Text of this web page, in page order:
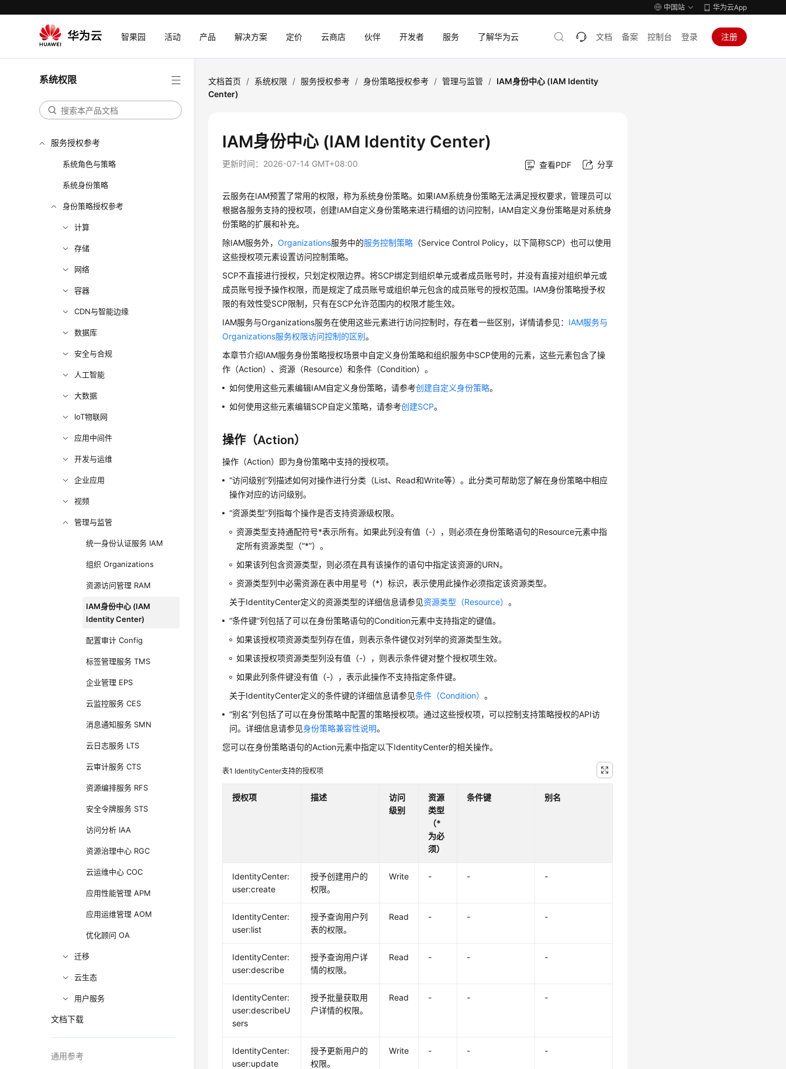
中国站 华为云App
智果园 活动 产品 解决方案 定价 云商店 伙伴 开发者 服务 了解华为云 文档 备案 控制台 登录 注册
系统权限
服务授权参考
系统角色与策略
系统身份策略
身份策略授权参考
计算
存储
网络
容器
CDN与智能边缘
数据库
安全与合规
人工智能
大数据
IoT物联网
应用中间件
开发与运维
企业应用
视频
管理与监管
统一身份认证服务 IAM
组织 Organizations
资源访问管理 RAM
IAM身份中心 (IAM
Identity Center)
配置审计 Config
标签管理服务 TMS
企业管理 EPS
云监控服务 CES
消息通知服务 SMN
云日志服务 LTS
云审计服务 CTS
资源编排服务 RFS
安全令牌服务 STS
访问分析 IAA
资源治理中心 RGC
云运维中心 COC
应用性能管理 APM
应用运维管理 AOM
优化顾问 OA
迁移
云生态
用户服务
文档下载
通用参考
文档首页 / 系统权限 / 服务授权参考 / 身份策略授权参考 / 管理与监管 / IAM身份中心 (IAM Identity
Center)
IAM身份中心 (IAM Identity Center)
更新时间： 2026-07-14 GMT+08:00 查看PDF 分享
云服务在IAM预置了常用的权限，称为系统身份策略。如果IAM系统身份策略无法满足授权要求，管理员可以
根据各服务支持的授权项，创建IAM自定义身份策略来进行精细的访问控制，IAM自定义身份策略是对系统身
份策略的扩展和补充。
除IAM服务外，Organizations服务中的服务控制策略 （Service Control Policy，以下简称SCP）也可以使用
这些授权项元素设置访问控制策略。
SCP不直接进行授权，只划定权限边界。将SCP绑定到组织单元或者成员账号时，并没有直接对组织单元或
成员账号授予操作权限，而是规定了成员账号或组织单元包含的成员账号的授权范围。IAM身份策略授予权
限的有效性受SCP限制，只有在SCP允许范围内的权限才能生效。
IAM服务与Organizations服务在使用这些元素进行访问控制时，存在着一些区别，详情请参见： IAM服务与
Organizations服务权限访问控制的区别。
本章节介绍IAM服务身份策略授权场景中自定义身份策略和组织服务中SCP使用的元素，这些元素包含了操
作（Action）、资源（Resource）和条件（Condition）。
如何使用这些元素编辑IAM自定义身份策略，请参考创建自定义身份策略。
如何使用这些元素编辑SCP自定义策略，请参考创建SCP。
操作（Action）
操作（Action）即为身份策略中支持的授权项。
“访问级别”列描述如何对操作进行分类（List、Read和Write等）。此分类可帮助您了解在身份策略中相应
操作对应的访问级别。
“资源类型”列指每个操作是否支持资源级权限。
资源类型支持通配符号*表示所有。如果此列没有值（-），则必须在身份策略语句的Resource元素中指
定所有资源类型（“*”）。
如果该列包含资源类型，则必须在具有该操作的语句中指定该资源的URN。
资源类型列中必需资源在表中用星号（*）标识，表示使用此操作必须指定该资源类型。
关于IdentityCenter定义的资源类型的详细信息请参见资源类型（Resource）。
“条件键”列包括了可以在身份策略语句的Condition元素中支持指定的键值。
如果该授权项资源类型列存在值，则表示条件键仅对列举的资源类型生效。
如果该授权项资源类型列没有值（-），则表示条件键对整个授权项生效。
如果此列条件键没有值（-），表示此操作不支持指定条件键。
关于IdentityCenter定义的条件键的详细信息请参见条件（Condition）。
“别名”列包括了可以在身份策略中配置的策略授权项。通过这些授权项，可以控制支持策略授权的API访
问。详细信息请参见身份策略兼容性说明。
您可以在身份策略语句的Action元素中指定以下IdentityCenter的相关操作。
表1 IdentityCenter支持的授权项
授权项 描述
访问
级别
资源
类型
（*
为必
须）
条件键 别名
IdentityCenter:
user:create
授予创建用户的
权限。
Write - - -
IdentityCenter:
user:list
授予查询用户列
表的权限。
Read - - -
IdentityCenter:
user:describe
授予查询用户详
情的权限。
Read - - -
IdentityCenter:
user:describeU
sers
授予批量获取用
户详情的权限。
Read - - -
IdentityCenter:
user:update
授予更新用户的
权限。
Write - - -